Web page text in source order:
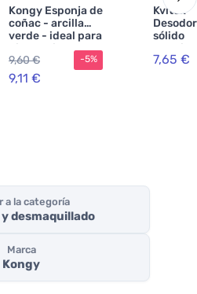
Kongy Esponja de
coñac - arcilla
verde - ideal para
pieles mixtas
9,60 €
9,11 €
-5%
Kvitok
sólido
hierbas
7,65 €
a la categoría
desmaquillado
Marca
Kongy